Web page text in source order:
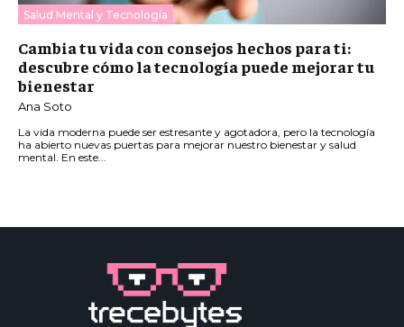
Salud Mental y Tecnología
Cambia tu vida con consejos hechos para ti:
descubre cómo la tecnología puede mejorar tu
bienestar
Ana Soto
La vida moderna puede ser estresante y agotadora, pero la tecnología
ha abierto nuevas puertas para mejorar nuestro bienestar y salud
mental. En este...